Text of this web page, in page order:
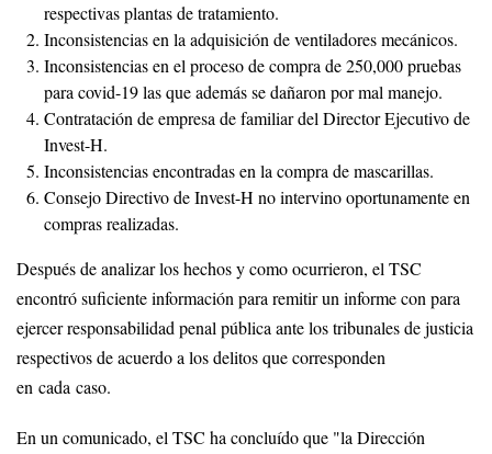
respectivas plantas de tratamiento.
Inconsistencias en la adquisición de ventiladores mecánicos.
Inconsistencias en el proceso de compra de 250,000 pruebas
para covid-19 las que además se dañaron por mal manejo.
Contratación de empresa de familiar del Director Ejecutivo de
Invest-H.
Inconsistencias encontradas en la compra de mascarillas.
Consejo Directivo de Invest-H no intervino oportunamente en
compras realizadas.
Después de analizar los hechos y como ocurrieron, el TSC
encontró suficiente información para remitir un informe con para
ejercer responsabilidad penal pública ante los tribunales de justicia
respectivos de acuerdo a los delitos que corresponden
en cada caso.
En un comunicado, el TSC ha concluído que "la Dirección